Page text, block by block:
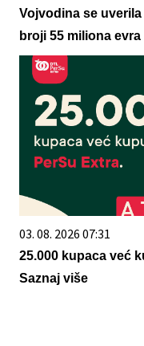
Vojvodina se
broji 55 miliona
03. 08. 2026 07:31
25.000 kupaca već
Saznaj više